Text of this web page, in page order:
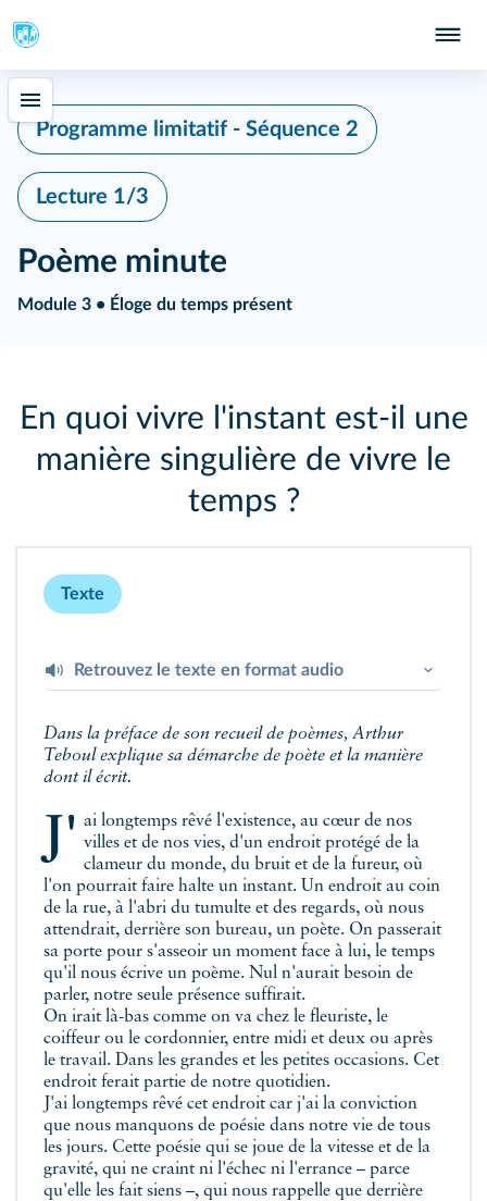
Programme limitatif - Séquence 2
Lecture 1/3
Poème minute
Module 3 • Éloge du temps présent
En quoi vivre l'instant est-il une
manière singulière de vivre le
temps ?
Texte
Retrouvez le texte en format audio
Arthur Teboul,
L'adresse. Les rendez-vous du
Déversoir
Dans la préface de son recueil de poèmes, Arthur
Teboul explique sa démarche de poète et la manière
dont il écrit.
J'ai longtemps rêvé l'existence, au cœur de nos villes et de nos vies, d'un endroit protégé de la
clameur du monde, du bruit et de la fureur, où
l'on pourrait faire halte un instant. Un endroit au coin
de la rue, à l'abri du tumulte et des regards, où nous
attendrait, derrière son bureau, un poète. On passerait
sa porte pour s'asseoir un moment face à lui, le temps
qu'il nous écrive un poème. Nul n'aurait besoin de
parler, notre seule présence suffirait.
On irait là-bas comme on va chez le fleuriste, le
coiffeur ou le cordonnier, entre midi et deux ou après
le travail. Dans les grandes et les petites occasions. Cet
endroit ferait partie de notre quotidien.
J'ai longtemps rêvé cet endroit car j'ai la conviction
que nous manquons de poésie dans notre vie de tous
les jours. Cette poésie qui se joue de la vitesse et de la
gravité, qui ne craint ni l'échec ni l'errance – parce
qu'elle les fait siens –, qui nous rappelle que derrière